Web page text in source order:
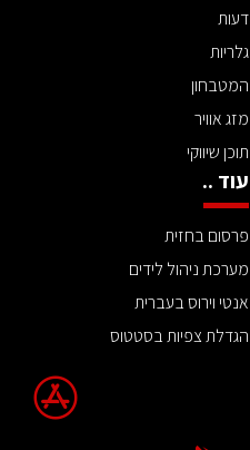
דעות
גלריות
המטבחון
מזג אוויר
תוכן שיווקי
עוד ..
פרסום בחזית
מערכת ניהול לידים
אנטי וירוס בעברית
הגדלת צפיות בסטטוס